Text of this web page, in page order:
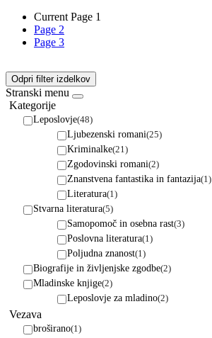
Current Page 1
Page 2
Page 3
Odpri filter izdelkov
Stranski menu
Kategorije
Leposlovje(48)
Ljubezenski romani(25)
Kriminalke(21)
Zgodovinski romani(2)
Znanstvena fantastika in fantazija(1)
Literatura(1)
Stvarna literatura(5)
Samopomoč in osebna rast(3)
Poslovna literatura(1)
Poljudna znanost(1)
Biografije in življenjske zgodbe(2)
Mladinske knjige(2)
Leposlovje za mladino(2)
Vezava
broširano(1)